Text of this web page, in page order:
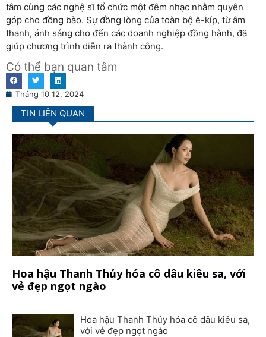
tâm cùng các nghệ sĩ tổ chức một đêm nhạc nhằm quyên
góp cho đồng bào. Sự đồng lòng của toàn bộ ê-kíp, từ âm
thanh, ánh sáng cho đến các doanh nghiệp đồng hành, đã
giúp chương trình diễn ra thành công.
Có thể bạn quan tâm
Tháng 10 12, 2024
TIN LIÊN QUAN
Hoa hậu Thanh Thủy hóa cô dâu kiêu sa, với
vẻ đẹp ngọt ngào
Hoa hậu Thanh Thủy hóa cô dâu kiêu sa,
với vẻ đẹp ngọt ngào